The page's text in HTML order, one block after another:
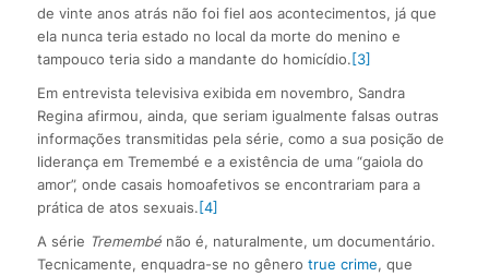
de vinte anos atrás não foi fiel aos acontecimentos, já que
ela nunca teria estado no local da morte do menino e
tampouco teria sido a mandante do homicídio.[3]
Em entrevista televisiva exibida em novembro, Sandra
Regina afirmou, ainda, que seriam igualmente falsas outras
informações transmitidas pela série, como a sua posição de
liderança em Tremembé e a existência de uma “gaiola do
amor”, onde casais homoafetivos se encontrariam para a
prática de atos sexuais.[4]
A série Tremembénão é, naturalmente, um documentário.
Tecnicamente, enquadra-se no gênero true crime, que